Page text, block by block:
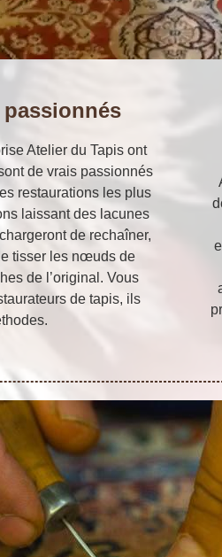
Atelier du Tapis ont
de vrais passionnés
restaurations les plus
laissant des lacunes
de rechaîner,
tisser les nœuds de
de l’original. Vous
de tapis, ils